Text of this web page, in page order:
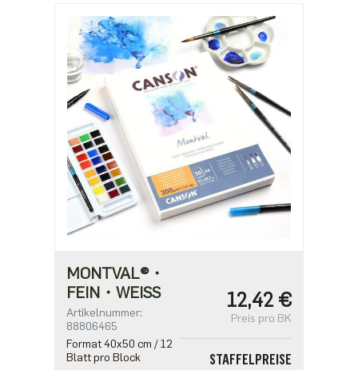
MONTVAL®・
FEIN・WEISS
Artikelnummer:
88806465
Format 40x50 cm / 12
Blatt pro Block
12,42 €
Preis pro BK
STAFFELPREISE